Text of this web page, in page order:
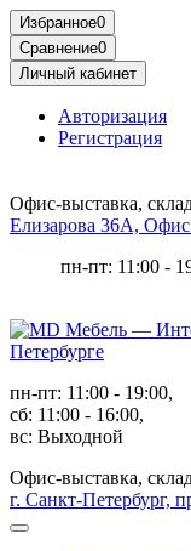
Избранное0
Сравнение0
Личный кабинет
Авторизация
Регистрация
Офис-выставка,
Елизарова 36А,
пн-пт: 11:00 -
пн-пт: 11:00 - 19:00,
сб: 11:00 - 16:00,
вс: Выходной
Офис-выставка,
г. Санкт-Петербург,